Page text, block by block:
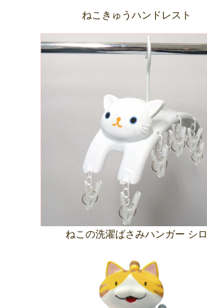
ねこきゅうハンドレスト
ねこの洗濯ばさみハンガー シロ